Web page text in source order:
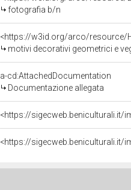
fotografia b/n
<https://w3id.org/arco/resource/
motivi decorativi geometrici e
a-cd:AttachedDocumentation
Documentazione allegata
<https://sigecweb.beniculturali.it/
<https://sigecweb.beniculturali.it/